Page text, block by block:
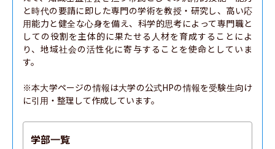
と時代の要請に即した専門の学術を教授・研究し、高い応
用能力と健全な心身を備え、科学的思考によって専門職と
しての役割を主体的に果たせる人材を育成することによ
り、地域社会の活性化に寄与することを使命としていま
す。
※本大学ページの情報は大学の公式HPの情報を受験生向け
に引用・整理して作成しています。
学部一覧